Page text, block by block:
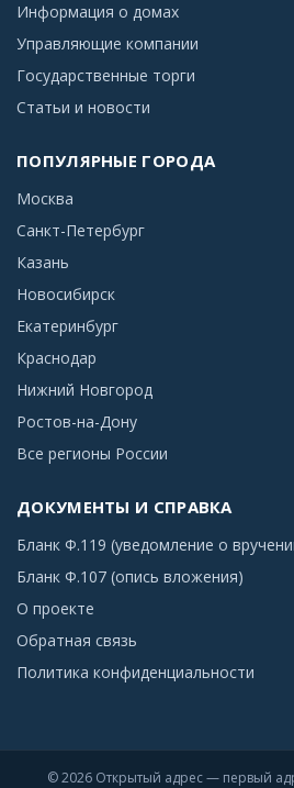
Информация о домах
Управляющие компании
Государственные торги
Статьи и новости
ПОПУЛЯРНЫЕ ГОРОДА
Москва
Санкт-Петербург
Казань
Новосибирск
Екатеринбург
Краснодар
Нижний Новгород
Ростов-на-Дону
Все регионы России
ДОКУМЕНТЫ И СПРАВКА
Бланк Ф.119 (уведомление о
Бланк Ф.107 (опись вложения)
О проекте
Обратная связь
Политика конфиденциальности
© 2026 Открытый адрес — первый